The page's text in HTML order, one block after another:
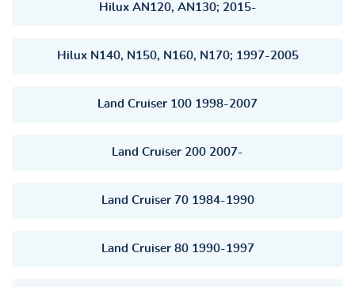
Hilux AN120, AN130; 2015-
Hilux N140, N150, N160, N170; 1997-2005
Land Cruiser 100 1998-2007
Land Cruiser 200 2007-
Land Cruiser 70 1984-1990
Land Cruiser 80 1990-1997